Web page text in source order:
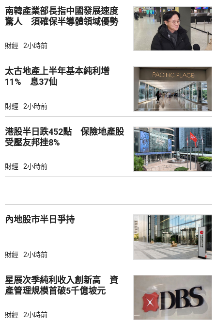
南韓產業部長指中國發展速度
驚人 須確保半導體領域優勢
財經 2小時前
太古地產上半年基本純利增
11% 息37仙
財經 2小時前
港股半日跌452點 保險地產股
受壓友邦挫8%
財經 2小時前
內地股市半日爭持
財經 2小時前
星展次季純利收入創新高 資
產管理規模首破5千億坡元
財經 2小時前